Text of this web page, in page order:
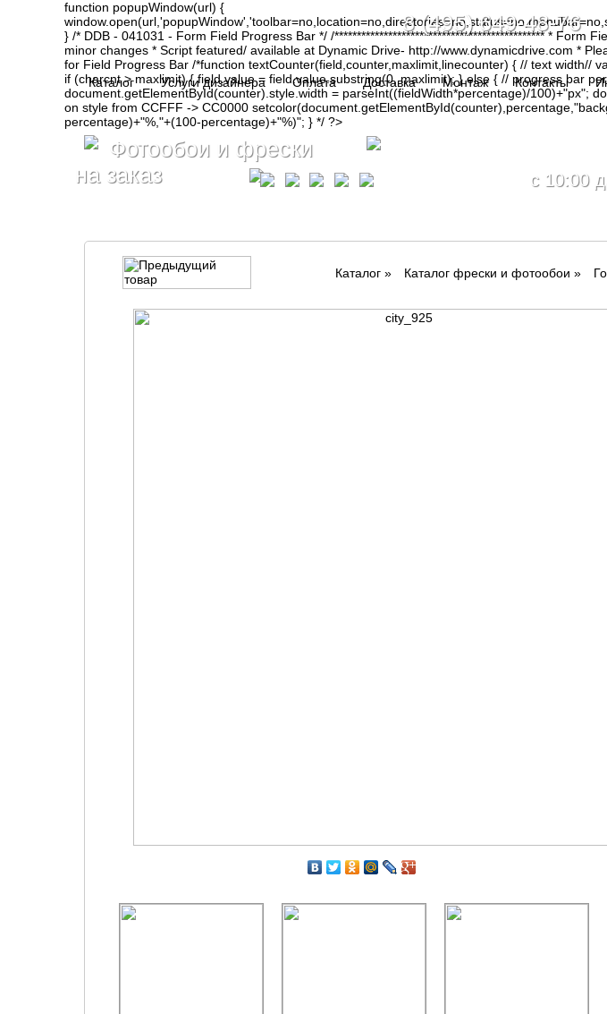
function popupWindow(url) {
} /* DDB - 041031 - Form Field Progress Bar */ /*********************************************** *
minor changes * Script featured/ available at Dynamic Drive- http://www.dynamicdrive.com *
for Field Progress Bar /*function textCounter(field,counter,maxlimit,linecounter) { // text
if (charcnt > maxlimit) { field.value = field.value.substring(0, maxlimit); } else { // progress bar
document.getElementById(counter).style.width = parseInt((fieldWidth*percentage)/100)+"px";
on style from CCFFF -> CC0000
percentage)+"%,"+(100-percentage)+"%)"; } */ ?>
Фотообои и фрески
на заказ
8 (495) 649-48-76
c 10:00
Каталог Услуги дизайнера Оплата Доставка Монтаж Контакты
Каталог » Каталог фрески и фотообои »